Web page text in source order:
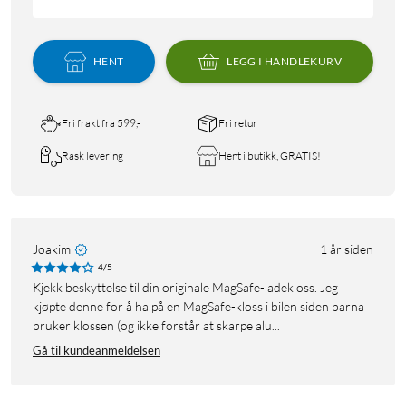
HENT LEGG I HANDLEKURV
Fri frakt fra 599,- Fri retur
Rask levering Hent i butikk, GRATIS!
Joakim 1 år siden
4/5
Kjekk beskyttelse til din originale MagSafe-ladekloss. Jeg
kjøpte denne for å ha på en MagSafe-kloss i bilen siden barna
bruker klossen (og ikke forstår at skarpe alu...
Gå til kundeanmeldelsen